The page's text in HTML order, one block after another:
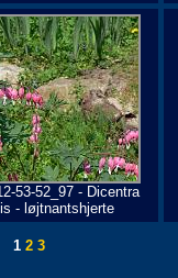
53-52_97 - Dicentra
- løjtnantshjerte
123